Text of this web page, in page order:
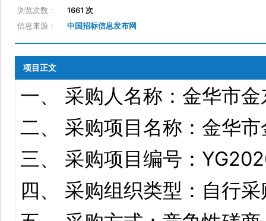
浏览次数：
1661 次
信息来源：
中国招标信息发布网
项目正文